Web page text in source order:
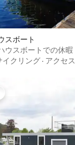
スボート
ウスボートでの休暇
イクリング · アクセス